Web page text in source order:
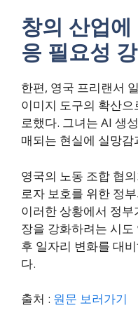
창의 산업
응 필요성
한편, 영국 프리랜서
이미지 도구의 확산
로했다. 그녀는 AI 생
매되는 현실에 실망
영국의 노동 조합 협
로자 보호를 위한 정
이러한 상황에서 정
장을 강화하려는 시
후 일자리 변화를 대
다.
출처 : 원문 보러가기